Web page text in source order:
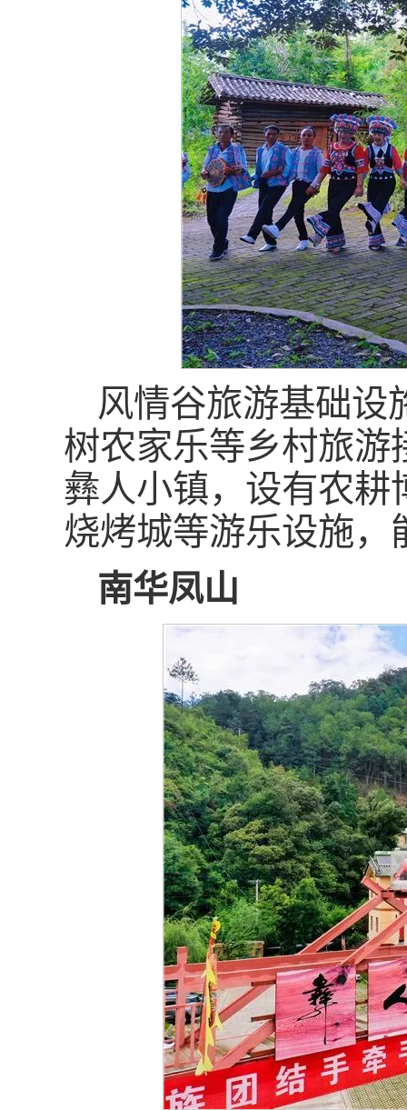
风情谷旅游基础设
树农家乐等乡村旅游
彝人小镇，设有农耕
烧烤城等游乐设施
南华凤山